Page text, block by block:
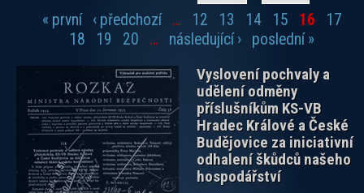
Stránky
« první ‹ předchozí … 12 13 14 15 16
17
18
19 20 … následující ›
poslední »
Vyslovení pochvaly a
udělení odměny
příslušníkům KS-VB
Hradec Králové a České
Budějovice za iniciativní
odhalení škůdců našeho
hospodářství
zobrazit PDF dokument